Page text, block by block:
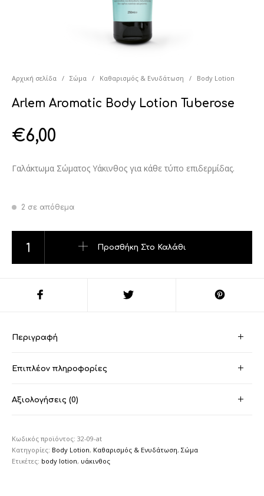
Αρχική σελίδα / Σώμα / Καθαρισμός & Ενυδάτωση / Body Lotion
Arlem Aromatic Body Lotion Tuberose
€6,00
Γαλάκτωμα Σώματος Υάκινθος για κάθε τύπο επιδερμίδας.
2 σε απόθεμα
Προσθήκη Στο Καλάθι
Περιγραφή
Επιπλέον πληροφορίες
Αξιολογήσεις (0)
Κωδικός προϊόντος:32-09-at
Κατηγορίες: Body Lotion, Καθαρισμός & Ενυδάτωση,Σώμα
Ετικέτες: body lotion, υάκινθος